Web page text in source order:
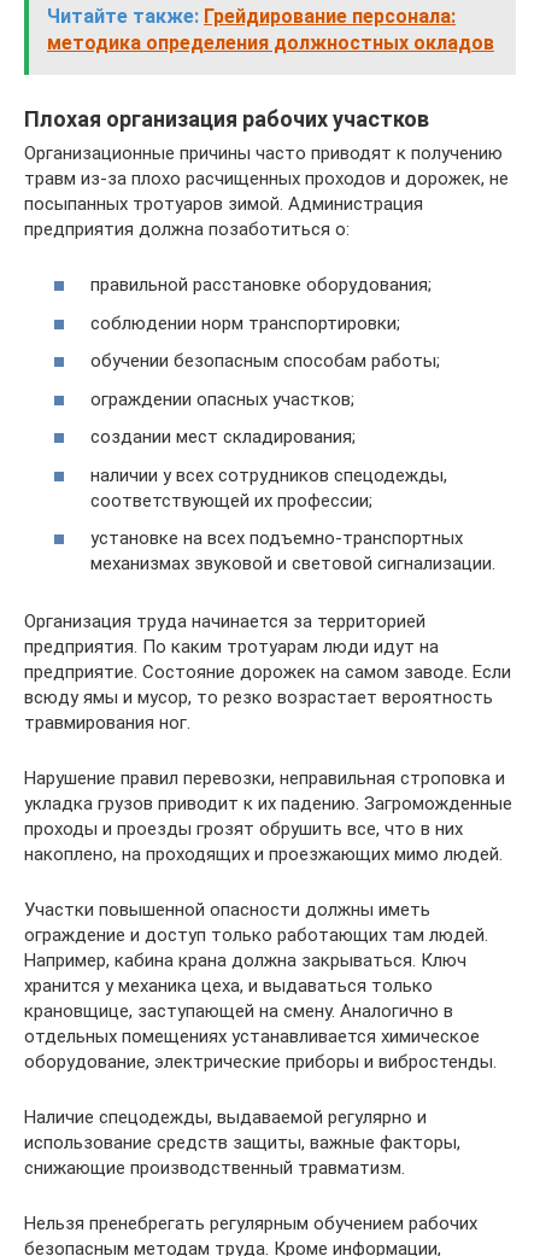
Читайте также: Грейдирование персонала:
методика определения должностных окладов
Плохая организация рабочих участков
Организационные причины часто приводят к получению
травм из-за плохо расчищенных проходов и дорожек, не
посыпанных тротуаров зимой. Администрация
предприятия должна позаботиться о:
правильной расстановке оборудования;
соблюдении норм транспортировки;
обучении безопасным способам работы;
ограждении опасных участков;
создании мест складирования;
наличии у всех сотрудников спецодежды,
соответствующей их профессии;
установке на всех подъемно-транспортных
механизмах звуковой и световой сигнализации.
Организация труда начинается за территорией
предприятия. По каким тротуарам люди идут на
предприятие. Состояние дорожек на самом заводе. Если
всюду ямы и мусор, то резко возрастает вероятность
травмирования ног.
Нарушение правил перевозки, неправильная строповка и
укладка грузов приводит к их падению. Загроможденные
проходы и проезды грозят обрушить все, что в них
накоплено, на проходящих и проезжающих мимо людей.
Участки повышенной опасности должны иметь
ограждение и доступ только работающих там людей.
Например, кабина крана должна закрываться. Ключ
хранится у механика цеха, и выдаваться только
крановщице, заступающей на смену. Аналогично в
отдельных помещениях устанавливается химическое
оборудование, электрические приборы и вибростенды.
Наличие спецодежды, выдаваемой регулярно и
использование средств защиты, важные факторы,
снижающие производственный травматизм.
Нельзя пренебрегать регулярным обучением рабочих
безопасным методам труда. Кроме информации,